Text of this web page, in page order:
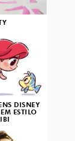
DISNEY
ESTILO